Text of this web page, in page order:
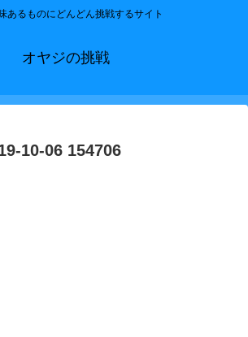
あるものにどんどん挑戦するサイト
オヤジの挑戦
10-06 154706